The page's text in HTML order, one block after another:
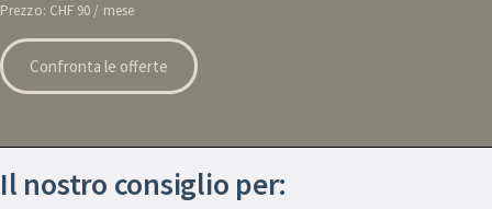
Prezzo: CHF 90 / mese
Confronta le offerte
Il nostro consiglio per: